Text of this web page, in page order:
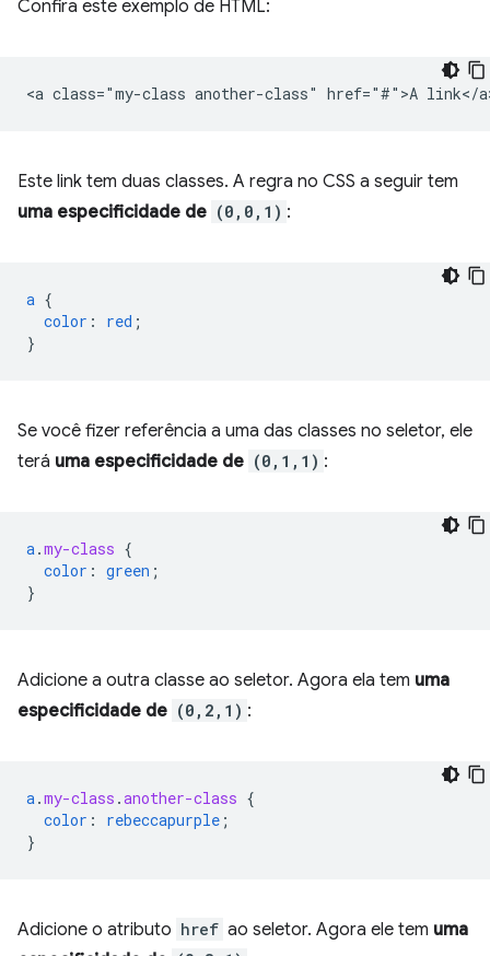
Confira este exemplo de HTML:
Este link tem duas classes. A regra no CSS a seguir tem
uma especificidade de (0,0,1) :
a {
color : red ;
}
Se você fizer referência a uma das classes no seletor, ele
terá uma especificidade de (0,1,1) :
a.my-class {
color : green ;
}
Adicione a outra classe ao seletor. Agora ela tem uma
especificidade de (0,2,1) :
a.my-class .another-class {
color : rebeccapurple ;
}
Adicione o atributo href ao seletor. Agora ele tem uma